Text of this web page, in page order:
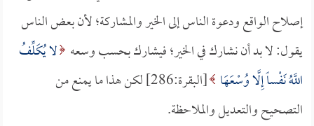
إصلاح الواقع ودعوة الناس إلى الخير والمشاركة؛ لأن بعض الناس
يقول: لا بد أن نشارك في الخير؛ فيشارك بحسب وسعه لا يُكَلِّفُ
اللَّهُ نَفْساً إِلَّا وُسْعَهَا
[البقرة:286] لكن هذا ما يمنع من
التصحيح والتعديل والملاحظة.